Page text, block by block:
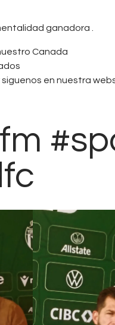
ganadora .
Canada
en nuestra